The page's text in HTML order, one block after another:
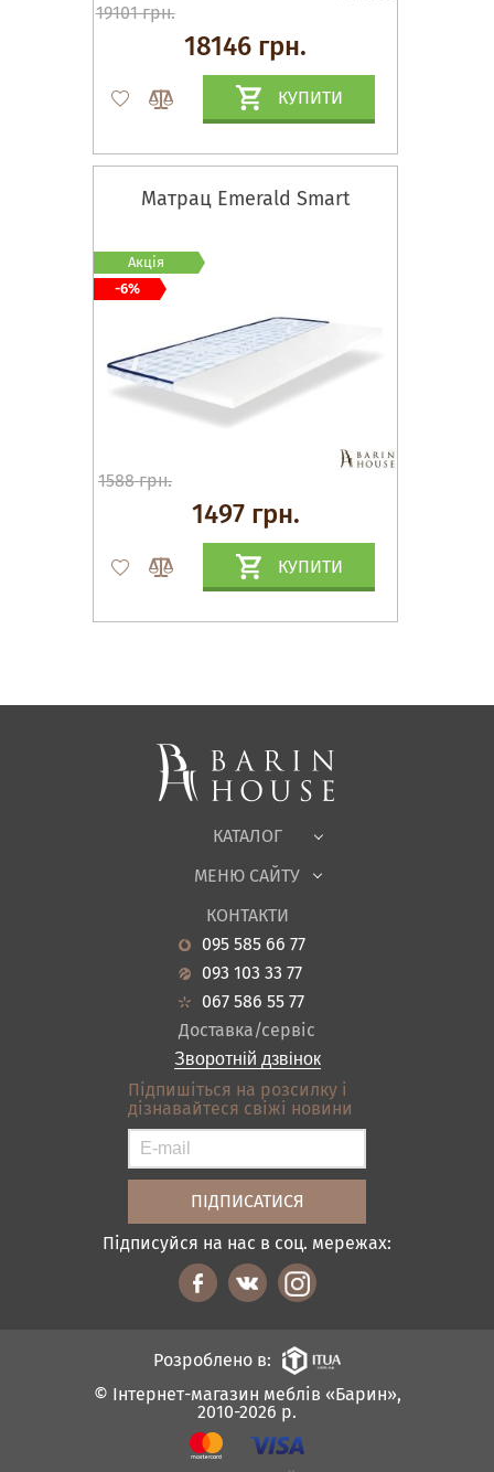
19101 грн.
18146 грн.
КУПИТИ
Матрац Emerald Smart
1588 грн.
1497 грн.
КУПИТИ
Акція
-6%
КАТАЛОГ
Спальні, Ліжка
Корпусні меблі
Офісні меблі
Садові меблі
Вітальня
Кухня
Передпокої
Ванна
Акціі
МЕНЮ САЙТУ
Про нас
Новини
Гарантія
Кредит
Оплата і доставка
Відгуки
Контакти
Карта сайту
Умови покупки
КОНТАКТИ
095 585 66 77
093 103 33 77
067 586 55 77
Доставка/сервіс
Зворотній дзвінок
Підпишіться на розсилку і
дізнавайтеся свіжі новини
Підписуйся на нас в соц. мережах:
© Інтернет-магазин меблів «Барин»,
2010-2026 р.
Розроблено в: